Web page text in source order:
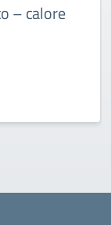
– calore